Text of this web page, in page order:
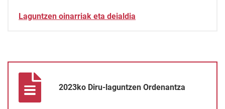
Laguntzen oinarriak eta deialdia
2023ko Diru-laguntzen Ordenantza